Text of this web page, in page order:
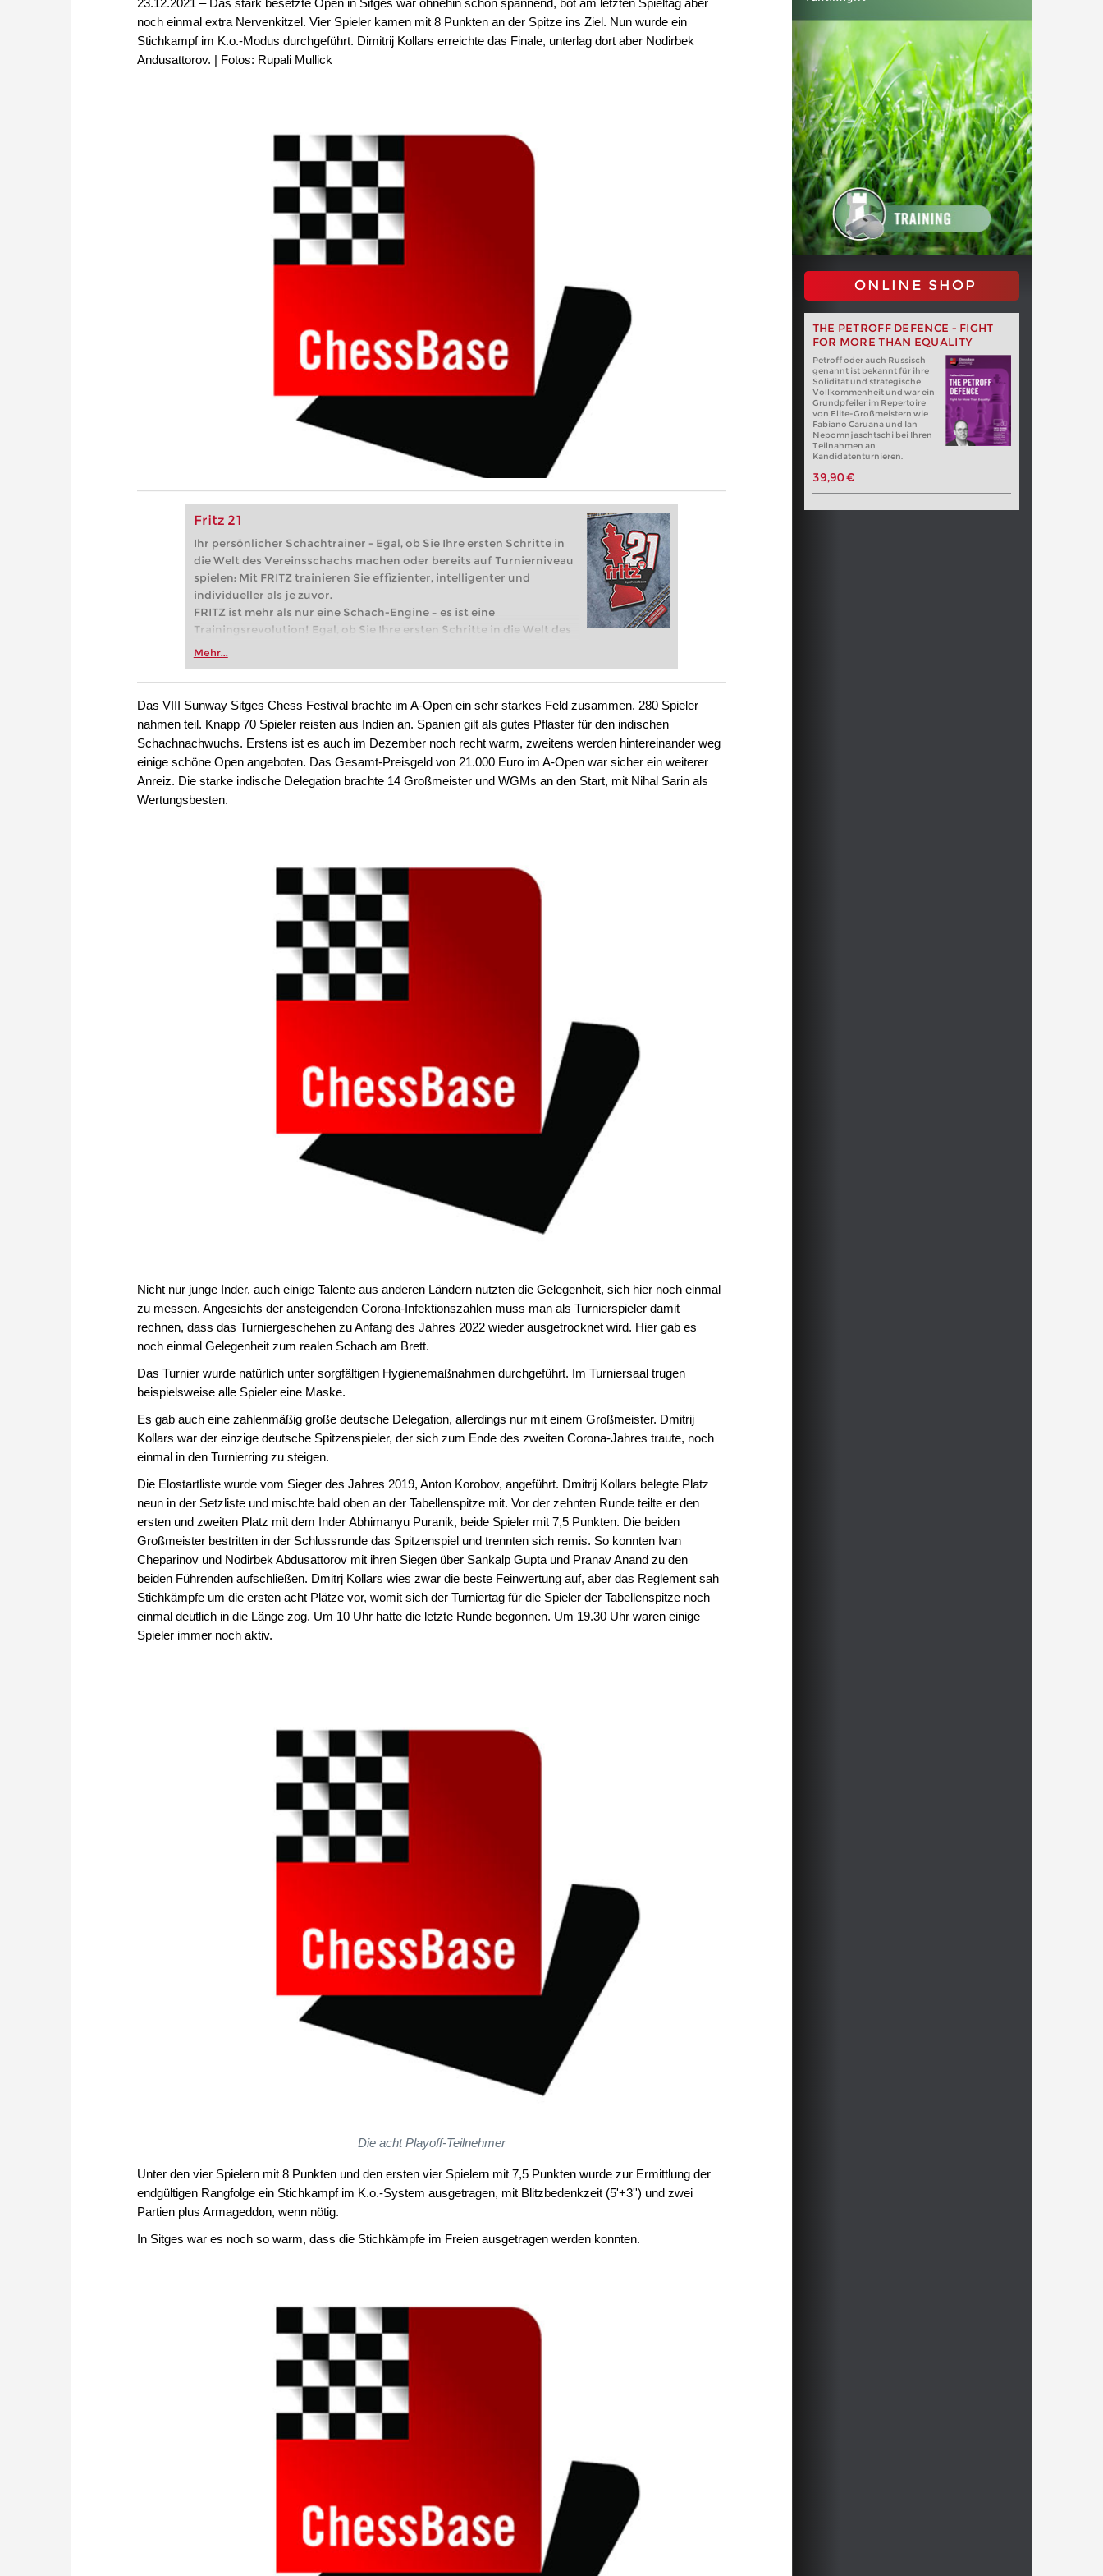
noch einmal extra Nervenkitzel. Vier Spieler kamen mit 8 Punkten an der Spitze ins Ziel. Nun wurde ein
Stichkampf im K.o.-Modus durchgeführt. Dimitrij Kollars erreichte das Finale, unterlag dort aber Nodirbek
Andusattorov. | Fotos: Rupali Mullick
Fritz 21
Ihr persönlicher Schachtrainer - Egal, ob Sie Ihre ersten Schritte in
die Welt des Vereinsschachs machen oder bereits auf Turnierniveau
spielen: Mit FRITZ trainieren Sie effizienter, intelligenter und
individueller als je zuvor.
FRITZ ist mehr als nur eine Schach-Engine – es ist eine
Trainingsrevolution! Egal, ob Sie Ihre ersten Schritte in die Welt des
Vereinsschachs machen oder bereits auf Turnierniveau spielen: Mit
zuvor.
Mehr...
ONLINE SHOP
THE PETROFF DEFENCE - FIGHT
FOR MORE THAN EQUALITY
Petroff oder auch Russisch
genannt ist bekannt für ihre
Solidität und strategische
Vollkommenheit und war ein
Grundpfeiler im Repertoire
von Elite-Großmeistern wie
Fabiano Caruana und Ian
Nepomnjaschtschi bei Ihren
Teilnahmen an
Kandidatenturnieren.
39,90 €
Das VIII Sunway Sitges Chess Festival brachte im A-Open ein sehr starkes Feld zusammen. 280 Spieler
nahmen teil. Knapp 70 Spieler reisten aus Indien an. Spanien gilt als gutes Pflaster für den indischen
Schachnachwuchs. Erstens ist es auch im Dezember noch recht warm, zweitens werden hintereinander weg
einige schöne Open angeboten. Das Gesamt-Preisgeld von 21.000 Euro im A-Open war sicher ein weiterer
Anreiz. Die starke indische Delegation brachte 14 Großmeister und WGMs an den Start, mit Nihal Sarin als
Wertungsbesten.
Nicht nur junge Inder, auch einige Talente aus anderen Ländern nutzten die Gelegenheit, sich hier noch einmal
zu messen. Angesichts der ansteigenden Corona-Infektionszahlen muss man als Turnierspieler damit
rechnen, dass das Turniergeschehen zu Anfang des Jahres 2022 wieder ausgetrocknet wird. Hier gab es
noch einmal Gelegenheit zum realen Schach am Brett.
Das Turnier wurde natürlich unter sorgfältigen Hygienemaßnahmen durchgeführt. Im Turniersaal trugen
beispielsweise alle Spieler eine Maske.
Es gab auch eine zahlenmäßig große deutsche Delegation, allerdings nur mit einem Großmeister. Dmitrij
Kollars war der einzige deutsche Spitzenspieler, der sich zum Ende des zweiten Corona-Jahres traute, noch
einmal in den Turnierring zu steigen.
Die Elostartliste wurde vom Sieger des Jahres 2019, Anton Korobov, angeführt. Dmitrij Kollars belegte Platz
neun in der Setzliste und mischte bald oben an der Tabellenspitze mit. Vor der zehnten Runde teilte er den
ersten und zweiten Platz mit dem Inder Abhimanyu Puranik, beide Spieler mit 7,5 Punkten. Die beiden
Großmeister bestritten in der Schlussrunde das Spitzenspiel und trennten sich remis. So konnten Ivan
Cheparinov und Nodirbek Abdusattorov mit ihren Siegen über Sankalp Gupta und Pranav Anand zu den
beiden Führenden aufschließen. Dmitrj Kollars wies zwar die beste Feinwertung auf, aber das Reglement sah
Stichkämpfe um die ersten acht Plätze vor, womit sich der Turniertag für die Spieler der Tabellenspitze noch
einmal deutlich in die Länge zog. Um 10 Uhr hatte die letzte Runde begonnen. Um 19.30 Uhr waren einige
Spieler immer noch aktiv.
Die acht Playoff-Teilnehmer
Unter den vier Spielern mit 8 Punkten und den ersten vier Spielern mit 7,5 Punkten wurde zur Ermittlung der
endgültigen Rangfolge ein Stichkampf im K.o.-System ausgetragen, mit Blitzbedenkzeit (5'+3'') und zwei
Partien plus Armageddon, wenn nötig.
In Sitges war es noch so warm, dass die Stichkämpfe im Freien ausgetragen werden konnten.